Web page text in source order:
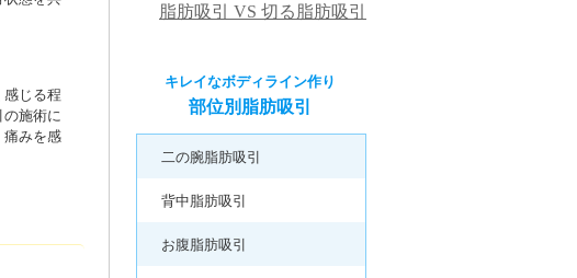
じる程
施術に
痛みを感
キレイなボディライン作り
部位別脂肪吸引
二の腕脂肪吸引
背中脂肪吸引
お腹脂肪吸引